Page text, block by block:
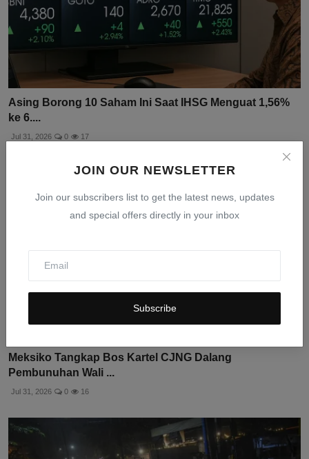
JOIN OUR NEWSLETTER
Join our subscribers list to get the latest news, updates
and special offers directly in your inbox
Subscribe
Asing Borong 10 Saham Ini Saat IHSG Menguat 1,56%
ke 6....
Jul 31, 2026 0 17
Meksiko Tangkap Bos Kartel CJNG Dalang
Pembunuhan Wali ...
Jul 31, 2026 0 16